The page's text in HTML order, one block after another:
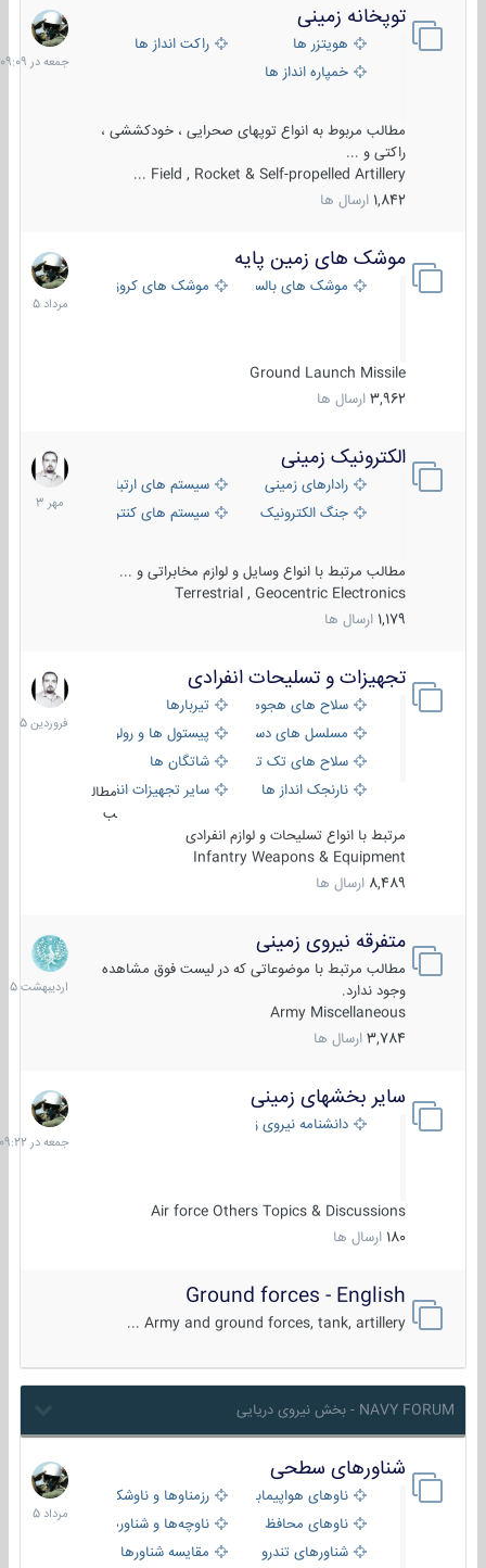
توپخانه زمینی
هویتزر ها
راکت انداز ها
خمپاره انداز ها
مطالب مربوط به انواع توپهای صحرایی ، خودکششی ،
راکتی و ...
Field , Rocket & Self-propelled Artillery ...
1,842 ارسال ها
جمعه
در
09:09
موشک های زمین پایه
موشک های بالستیک موشک های کروز
Ground Launch Missile
3,962 ارسال ها
2
مرداد
1405
الکترونیک زمینی
رادارهای زمینی
سیستم های ارتباطی و جمع آوری
جنگ الکترونیک
سیستم های کنترل آتش و تجهیزات
مطالب مرتبط با انواع وسایل و لوازم مخابراتی و ...
Terrestrial , Geocentric Electronics
1,179 ارسال ها
1
مهر
1403
تجهیزات و تسلیحات انفرادی
سلاح های هجومی
تیربارها
مسلسل های دستی
پیستول ها و رولورها
سلاح های تک تیر اندازیشاتگان ها
نارنجک انداز ها
سایر تجهیزات انفرادی
مطال
ب
مرتبط با انواع تسلیحات و لوازم انفرادی
Infantry Weapons & Equipment
8,489 ارسال ها
17
فروردین
1405
متفرقه نیروی زمینی
مطالب مرتبط با موضوعاتی که در لیست فوق مشاهده
وجود ندارد.
Army Miscellaneous
3,784 ارسال ها
27
1405
سایر بخشهای زمینی
دانشنامه نیروی زمینی
Air force Others Topics & Discussions
180 ارسال ها
جمعه
در
09:22
Ground forces - English
Army and ground forces, tank, artillery ...
NAVY FORUM - بخش نیروی دریایی
شناورهای سطحی
ناوهای هواپیمابر و بالگرد بررزمناوها و ناوشکن‌ها
ناوهای محافظ
ناوچه‌ها و شناورهای گشتی
شناورهای تندرو
مقایسه شناورها
2
مرداد
1405